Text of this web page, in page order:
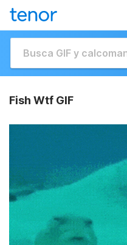
Fish Wtf GIF